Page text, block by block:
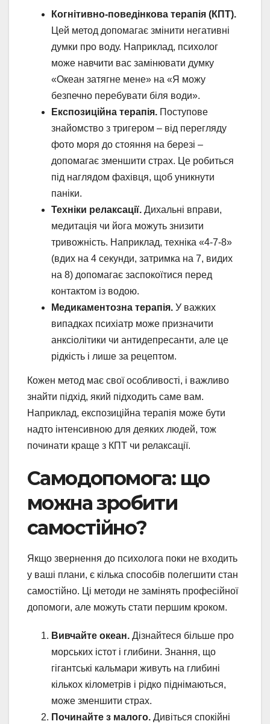
Когнітивно-поведінкова терапія (КПТ).
Цей метод допомагає змінити негативні
думки про воду. Наприклад, психолог
може навчити вас замінювати думку
«Океан затягне мене» на «Я можу
безпечно перебувати біля води».
Експозиційна терапія. Поступове
знайомство з тригером – від перегляду
фото моря до стояння на березі –
допомагає зменшити страх. Це робиться
під наглядом фахівця, щоб уникнути
паніки.
Техніки релаксації. Дихальні вправи,
медитація чи йога можуть знизити
тривожність. Наприклад, техніка «4-7-8»
(вдих на 4 секунди, затримка на 7, видих
на 8) допомагає заспокоїтися перед
контактом із водою.
Медикаментозна терапія. У важких
випадках психіатр може призначити
анксіолітики чи антидепресанти, але це
рідкість і лише за рецептом.
Кожен метод має свої особливості, і важливо
знайти підхід, який підходить саме вам.
Наприклад, експозиційна терапія може бути
надто інтенсивною для деяких людей, тож
починати краще з КПТ чи релаксації.
Самодопомога: що
можна зробити
самостійно?
Якщо звернення до психолога поки не входить
у ваші плани, є кілька способів полегшити стан
самостійно. Ці методи не замінять професійної
допомоги, але можуть стати першим кроком.
Вивчайте океан. Дізнайтеся більше про
морських істот і глибини. Знання, що
гігантські кальмари живуть на глибині
кількох кілометрів і рідко піднімаються,
може зменшити страх.
Починайте з малого. Дивіться спокійні